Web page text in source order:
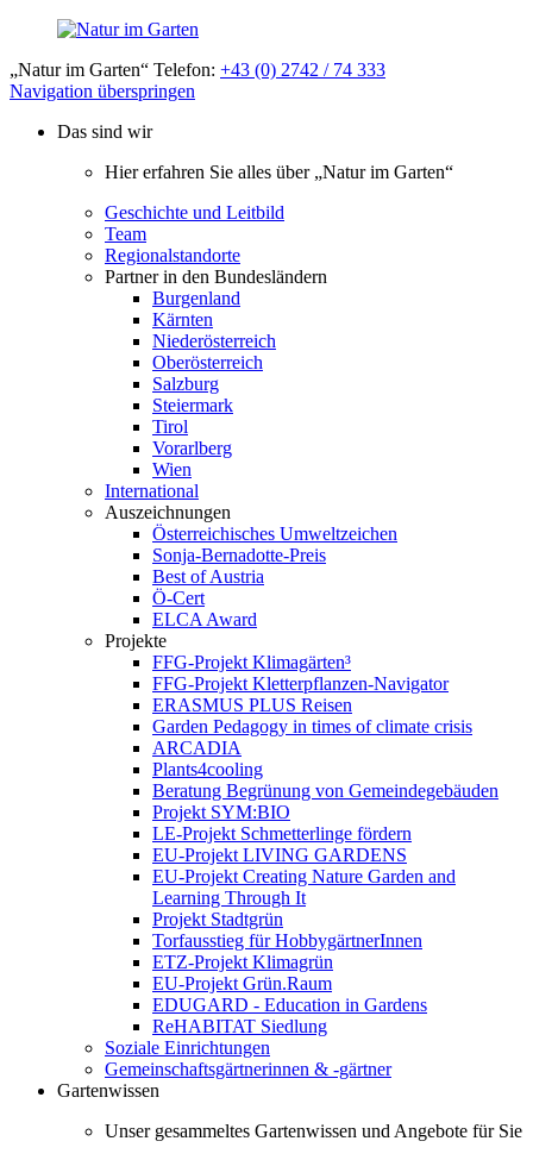
„Natur im Garten“ Telefon: +43 (0) 2742 / 74 333
Navigation überspringen
Das sind wir
Hier erfahren Sie alles über „Natur im Garten“
Geschichte und Leitbild
Team
Regionalstandorte
Partner in den Bundesländern
Burgenland
Kärnten
Niederösterreich
Oberösterreich
Salzburg
Steiermark
Tirol
Vorarlberg
Wien
International
Auszeichnungen
Österreichisches Umweltzeichen
Sonja-Bernadotte-Preis
Best of Austria
Ö-Cert
ELCA Award
Projekte
FFG-Projekt Klimagärten³
FFG-Projekt Kletterpflanzen-Navigator
ERASMUS PLUS Reisen
Garden Pedagogy in times of climate crisis
ARCADIA
Plants4cooling
Beratung Begrünung von Gemeindegebäuden
Projekt SYM:BIO
LE-Projekt Schmetterlinge fördern
EU-Projekt LIVING GARDENS
EU-Projekt Creating Nature Garden and
Learning Through It
Projekt Stadtgrün
Torfausstieg für HobbygärtnerInnen
ETZ-Projekt Klimagrün
EU-Projekt Grün.Raum
EDUGARD - Education in Gardens
ReHABITAT Siedlung
Soziale Einrichtungen
Gemeinschaftsgärtnerinnen & -gärtner
Gartenwissen
Unser gesammeltes Gartenwissen und Angebote für Sie